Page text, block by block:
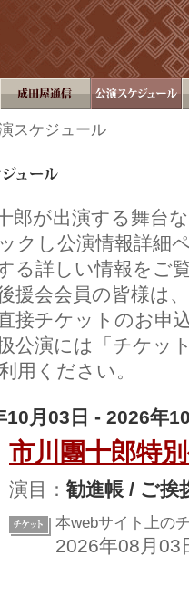
スケジュール
郎が出演する舞台
クし公演情報詳細
る詳しい情報をご
援会会員の皆様は
接チケットのお申
公演には「チケッ
用ください。
10月03日 - 2026年
市川團十郎特
演目： 勧進帳 / ご
本webサイト上の
2026年08月03